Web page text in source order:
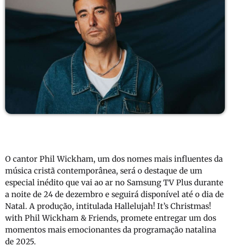
O cantor Phil Wickham, um dos nomes mais influentes da
música cristã contemporânea, será o destaque de um
especial inédito que vai ao ar no Samsung TV Plus durante
a noite de 24 de dezembro e seguirá disponível até o dia de
Natal. A produção, intitulada Hallelujah! It’s Christmas!
with Phil Wickham & Friends, promete entregar um dos
momentos mais emocionantes da programação natalina
de 2025.